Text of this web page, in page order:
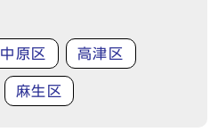
中原区 高津区
麻生区